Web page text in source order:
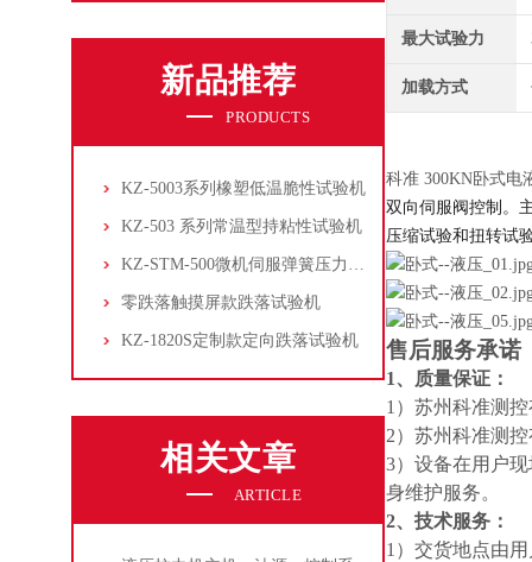
新品推荐
PRODUCTS
KZ-5003系列橡塑低温脆性试验机
KZ-503 系列常温型持粘性试验机
KZ-STM-500微机伺服弹簧压力试验机
零跌落触摸屏款跌落试验机
KZ-1820S定制款定向跌落试验机
相关文章
ARTICLE
最大试验力
加载方式
科准 300KN卧式电
双向伺服阀控制。
压缩试验和扭转试
售后服务承诺
1、质量保证：
1）苏州科准测
2）苏州科准测
3）设备在用户
身维护服务。
2、技术服务：
1）交货地点由